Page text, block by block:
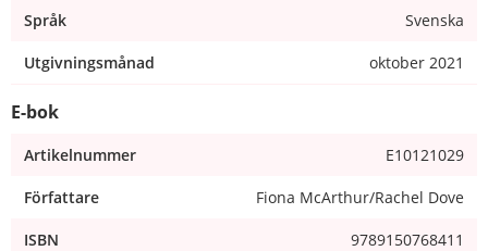
Språk Svenska
Utgivningsmånad oktober 2021
E-bok
Artikelnummer E10121029
Författare Fiona McArthur/Rachel Dove
ISBN 9789150768411